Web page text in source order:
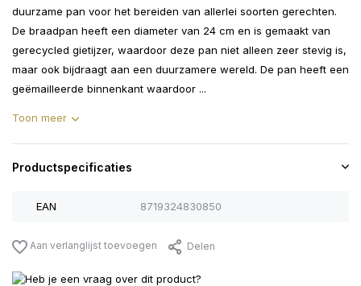
duurzame pan voor het bereiden van allerlei soorten gerechten.
De braadpan heeft een diameter van 24 cm en is gemaakt van
gerecycled gietijzer, waardoor deze pan niet alleen zeer stevig is,
maar ook bijdraagt aan een duurzamere wereld. De pan heeft een
geëmailleerde binnenkant waardoor ...
Toon meer
Productspecificaties
EAN 8719324830850
Aan verlanglijst toevoegen Delen